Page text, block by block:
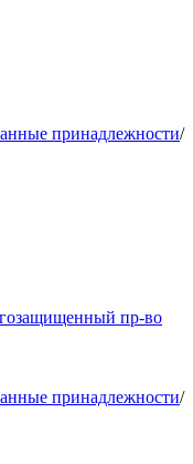
принадлежности/
пр-во
принадлежности/